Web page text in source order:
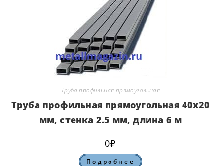
Труба профильная прямоугольная
Труба профильная прямоугольная 40х20
мм, стенка 2.5 мм, длина 6 м
0₽
Подробнее